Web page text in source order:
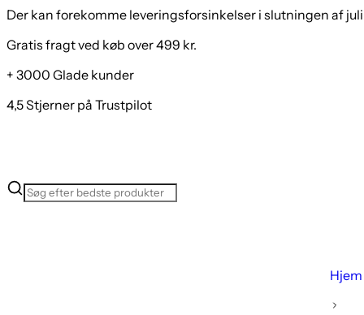
Der kan forekomme leveringsforsinkelser i slutningen af juli
Gratis fragt ved køb over 499 kr.
+ 3000 Glade kunder
4,5 Stjerner på Trustpilot
Hjem